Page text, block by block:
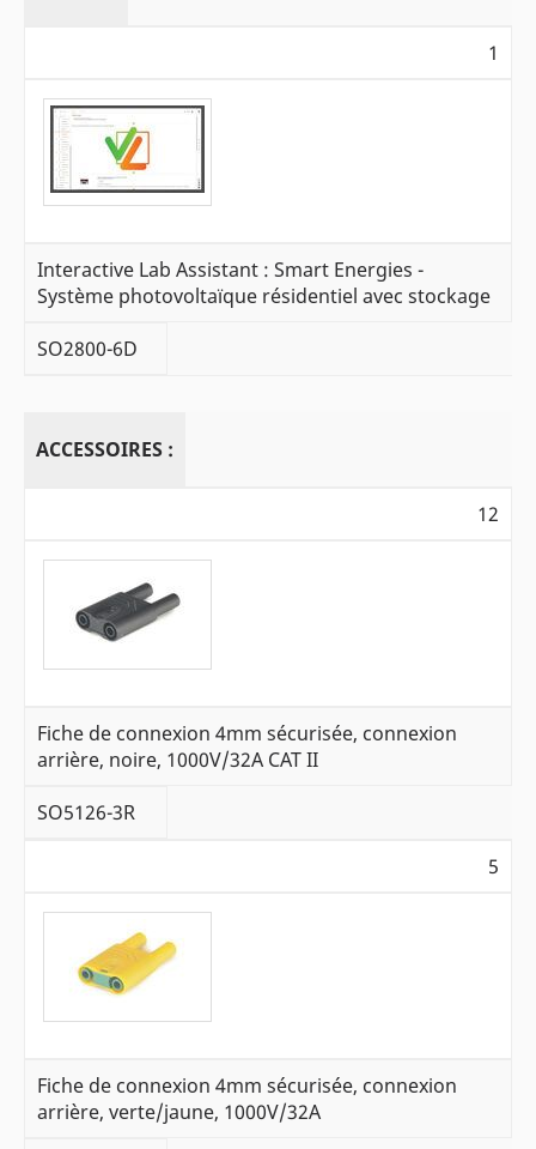
1
Interactive Lab Assistant : Smart Energies -
Système photovoltaïque résidentiel avec stockage
SO2800-6D
ACCESSOIRES :
12
Fiche de connexion 4mm sécurisée, connexion
arrière, noire, 1000V/32A CAT II
SO5126-3R
5
Fiche de connexion 4mm sécurisée, connexion
arrière, verte/jaune, 1000V/32A